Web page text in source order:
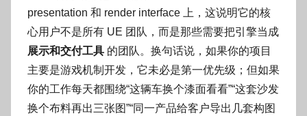
presentation 和 render interface 上，这说明它的核
心用户不是所有 UE 团队，而是那些需要把引擎当成
展示和交付工具 的团队。换句话说，如果你的项目
主要是游戏机制开发，它未必是第一优先级；但如果
你的工作每天都围绕“这辆车换个漆面看看”“这套沙发
换个布料再出三张图”“同一产品给客户导出几套构图